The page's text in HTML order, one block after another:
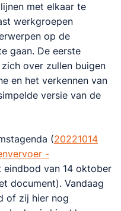
met elkaar te
werkgroepen
op de
gaan. De eerste
over zullen buigen
en het verkennen van
versie van de
(20221014
-
eindbod van 14 oktober
document). Vandaag
of zij hier nog